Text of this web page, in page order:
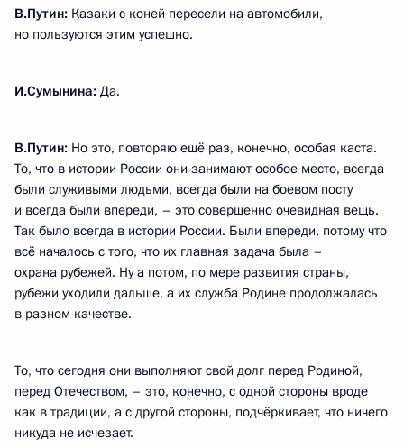
В.Путин: Казаки с коней пересели на автомобили,
но пользуются этим успешно.
И.Сумынина: Да.
В.Путин: Но это, повторяю ещё раз, конечно, особая каста.
То, что в истории России они занимают особое место, всегда
были служивыми людьми, всегда были на боевом посту
и всегда были впереди, – это совершенно очевидная вещь.
Так было всегда в истории России. Были впереди, потому что
всё началось с того, что их главная задача была –
охрана рубежей. Ну а потом, по мере развития страны,
рубежи уходили дальше, а их служба Родине продолжалась
в разном качестве.
То, что сегодня они выполняют свой долг перед Родиной,
перед Отечеством, – это, конечно, с одной стороны вроде
как в традиции, а с другой стороны, подчёркивает, что ничего
никуда не исчезает.